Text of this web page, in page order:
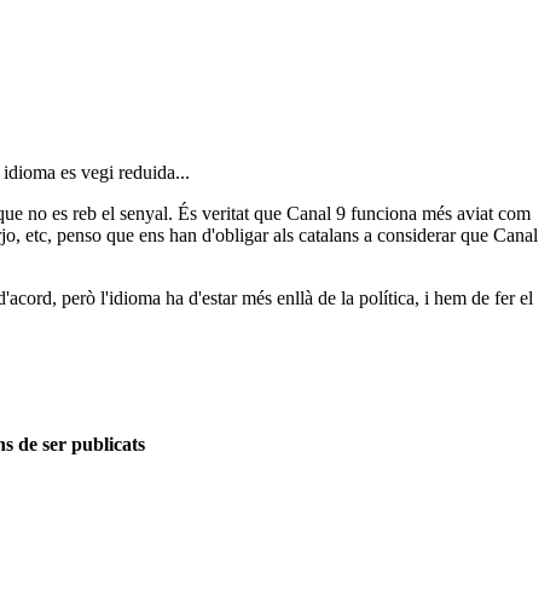
es vegi reduida...
no es reb el senyal. És veritat que Canal 9 funciona més aviat com
etc, penso que ens han d'obligar als catalans a considerar que Canal
però l'idioma ha d'estar més enllà de la política, i hem de fer el
de ser publicats